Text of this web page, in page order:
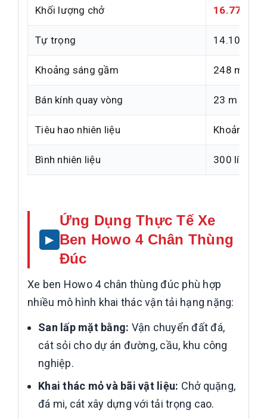
Khối lượng chở 16.770 /
Tự trọng 14.100 kg
Khoảng sáng gầm 248 mm
Bán kính quay vòng 23 m
Tiêu hao nhiên liệu Khoảng
Bình nhiên liệu 300 lít
Ứng Dụng Thực Tế Xe
Ben Howo 4 Chân Thùng
Đúc
Xe ben Howo 4 chân thùng đúc phù hợp
nhiều mô hình khai thác vận tải hạng nặng:
San lấp mặt bằng: Vận chuyển đất đá,
cát sỏi cho dự án đường, cầu, khu công
nghiệp.
Khai thác mỏ và bãi vật liệu: Chở quặng,
đá mi, cát xây dựng với tải trọng cao.